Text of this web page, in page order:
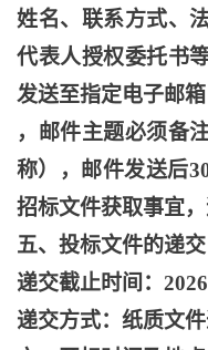
姓名、联系方式、
代表人授权委托书
发送至指定电子邮箱
，邮件主题必须备
称），邮件发送后
招标文件获取事宜，
五、投标文件的递交
递交截止时间：
递交方式：纸质文